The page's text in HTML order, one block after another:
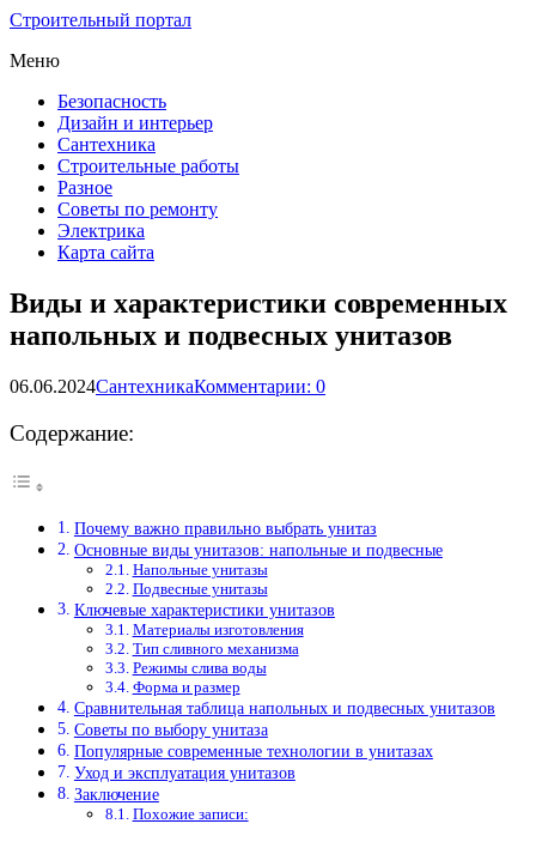
Строительный портал
Меню
Безопасность
Дизайн и интерьер
Сантехника
Строительные работы
Разное
Советы по ремонту
Электрика
Карта сайта
Виды и характеристики современных
напольных и подвесных унитазов
06.06.2024СантехникаКомментарии: 0
Содержание:
Почему важно правильно выбрать унитаз
Основные виды унитазов: напольные и подвесные
Напольные унитазы
Подвесные унитазы
Ключевые характеристики унитазов
Материалы изготовления
Тип сливного механизма
Режимы слива воды
Форма и размер
Сравнительная таблица напольных и подвесных унитазов
Советы по выбору унитаза
Популярные современные технологии в унитазах
Уход и эксплуатация унитазов
Заключение
Похожие записи: